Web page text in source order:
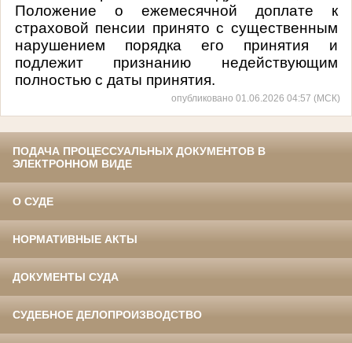
Положение о ежемесячной доплате к
страховой пенсии принято с существенным
нарушением порядка его принятия и
подлежит признанию недействующим
полностью с даты принятия.
опубликовано 01.06.2026 04:57 (МСК)
ПОДАЧА ПРОЦЕССУАЛЬНЫХ ДОКУМЕНТОВ В
ЭЛЕКТРОННОМ ВИДЕ
О СУДЕ
НОРМАТИВНЫЕ АКТЫ
ДОКУМЕНТЫ СУДА
СУДЕБНОЕ ДЕЛОПРОИЗВОДСТВО